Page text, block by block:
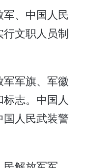
、中国人民
文职人员制
军旗、军徽
志。中国人
人民武装警